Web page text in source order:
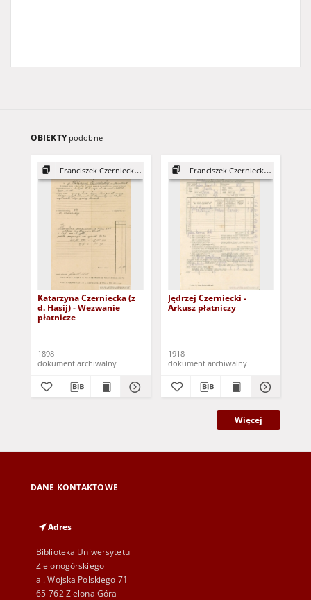
OBIEKTY podobne
Franciszek Czerniecki, syn Józefa
Katarzyna Czerniecka (z
d. Hasij) - Wezwanie
płatnicze
1898
dokument archiwalny
Franciszek Czerniecki, syn Józefa
Jędrzej Czerniecki -
Arkusz płatniczy
1918
dokument archiwalny
Więcej
DANE KONTAKTOWE
Adres
Biblioteka Uniwersytetu
Zielonogórskiego
al. Wojska Polskiego 71
65-762 Zielona Góra